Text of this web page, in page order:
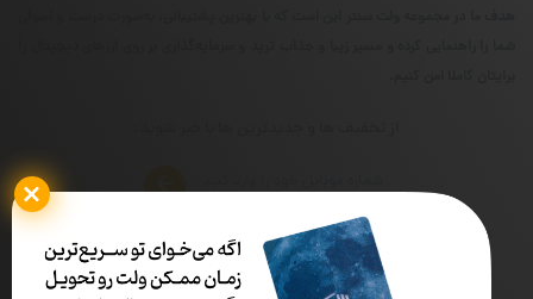
شماره تماس ساعات کاری